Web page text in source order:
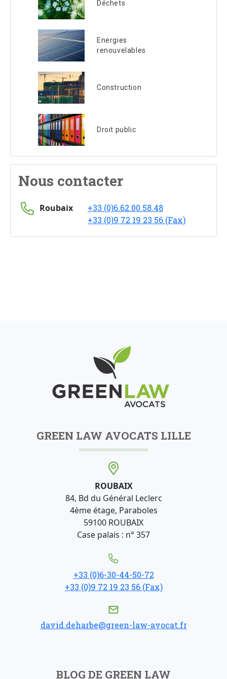
Déchets
Energies
renouvelables
Construction
Droit public
Nous contacter
Roubaix
+33 (0)6.62.00.58.48
+33 (0)9 72 19 23 56 (Fax)
GREEN LAW AVOCATS LILLE
ROUBAIX
84, Bd du Général Leclerc
4ème étage, Paraboles
59100 ROUBAIX
Case palais : n° 357
+33 (0)6-30-44-50-72
+33 (0)9 72 19 23 56 (Fax)
david.deharbe@green-law-avocat.fr
BLOG DE GREEN LAW